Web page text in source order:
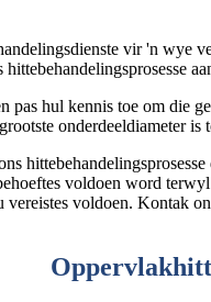
vir 'n wye
hul kennis toe om die
onderdeeldiameter
voldoen word
voldoen. Kontak